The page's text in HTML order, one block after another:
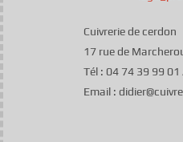
Cuivrerie de cerdon
17 rue de
Tél : 04 74 39 99
Email :